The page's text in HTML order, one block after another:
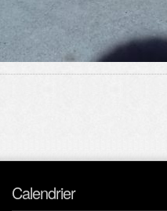
Calendrier